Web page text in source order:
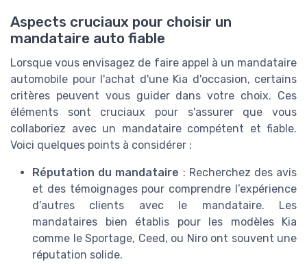
Aspects cruciaux pour choisir un
mandataire auto fiable
Lorsque vous envisagez de faire appel à un mandataire
automobile pour l'achat d'une Kia d'occasion, certains
critères peuvent vous guider dans votre choix. Ces
éléments sont cruciaux pour s'assurer que vous
collaboriez avec un mandataire compétent et fiable.
Voici quelques points à considérer :
Réputation du mandataire : Recherchez des avis
et des témoignages pour comprendre l’expérience
d’autres clients avec le mandataire. Les
mandataires bien établis pour les modèles Kia
comme le Sportage, Ceed, ou Niro ont souvent une
réputation solide.